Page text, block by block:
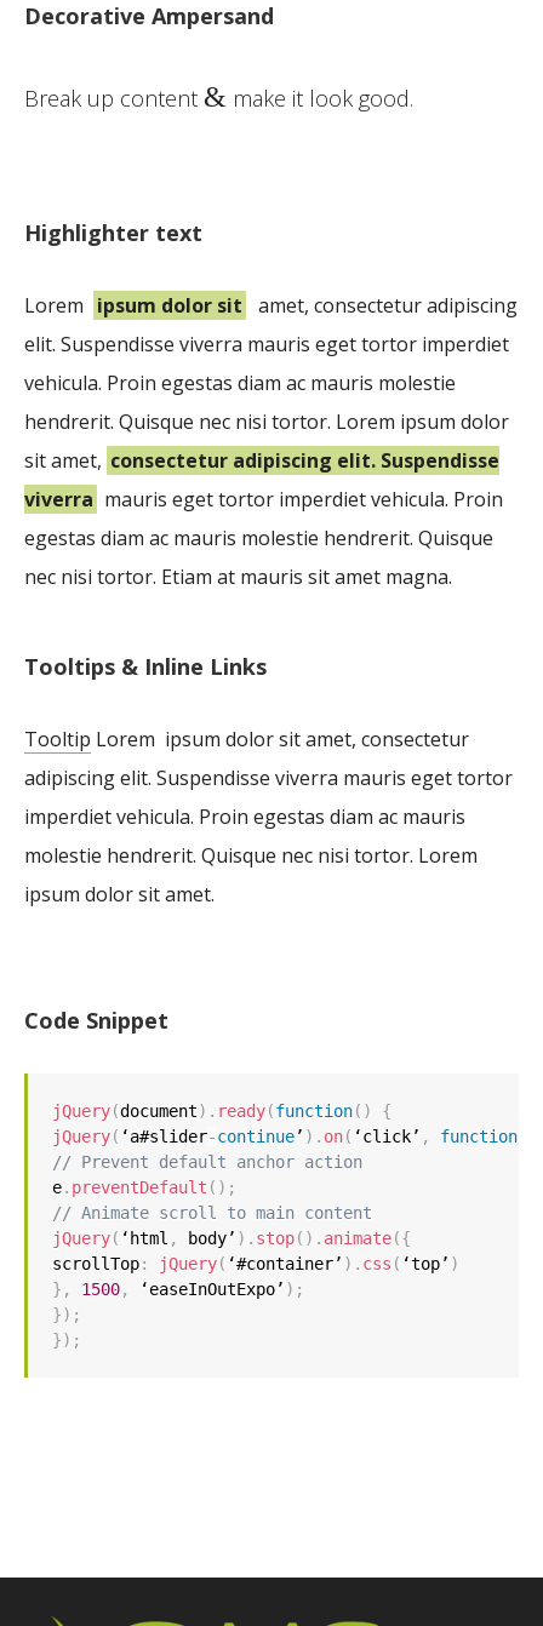
Decorative Ampersand
Break up content & make it look good.
Highlighter text
Lorem ipsum dolor sit
amet, consectetur adipiscing
elit. Suspendisse viverra mauris eget tortor imperdiet
vehicula. Proin egestas diam ac mauris molestie
hendrerit. Quisque nec nisi tortor. Lorem ipsum dolor
sit amet, consectetur adipiscing elit. Suspendisse
viverra mauris eget tortor imperdiet vehicula. Proin
egestas diam ac mauris molestie hendrerit. Quisque
nec nisi tortor. Etiam at mauris sit amet magna.
Tooltips & Inline Links
Tooltip Lorem ipsum dolor sit amet, consectetur
adipiscing elit. Suspendisse viverra mauris eget tortor
imperdiet vehicula. Proin egestas diam ac mauris
molestie hendrerit. Quisque nec nisi tortor. Lorem
ipsum dolor sit amet.
Code Snippet
jQuery(document) . ready(function( )
{
jQuery( ‘a#slider-continue’ ) . on( ‘click’ , function
// Prevent default anchor action
e. preventDefault ( ) ;
// Animate scroll to main content
jQuery( ‘html , body’ ) . stop( ) . animate({
scrollTop: jQuery( ‘#container’ ) . css ( ‘top’ )
} , 1500, ‘easeInOutExpo’ ) ;
}) ;
}) ;